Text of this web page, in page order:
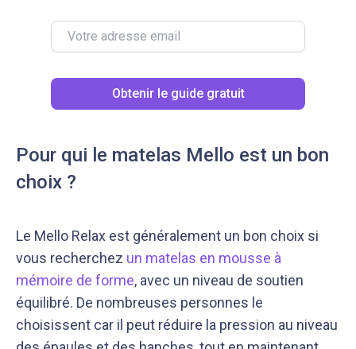
Obtenir le guide gratuit
Pour qui le matelas Mello est un bon
choix ?
Le Mello Relax est généralement un bon choix si
vous recherchez un matelas en mousse à
mémoire de forme, avec un niveau de soutien
équilibré. De nombreuses personnes le
choisissent car il peut réduire la pression au niveau